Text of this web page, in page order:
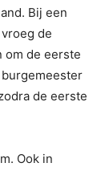
Bij een
de
om de eerste
de eerste
Ook in